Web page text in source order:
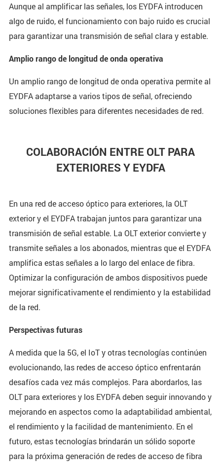
Aunque al amplificar las señales, los EYDFA introducen
algo de ruido, el funcionamiento con bajo ruido es crucial
para garantizar una transmisión de señal clara y estable.
Amplio rango de longitud de onda operativa
Un amplio rango de longitud de onda operativa permite al
EYDFA adaptarse a varios tipos de señal, ofreciendo
soluciones flexibles para diferentes necesidades de red.
COLABORACIÓN ENTRE OLT PARA
EXTERIORES Y EYDFA
En una red de acceso óptico para exteriores, la OLT
exterior y el EYDFA trabajan juntos para garantizar una
transmisión de señal estable. La OLT exterior convierte y
transmite señales a los abonados, mientras que el EYDFA
amplifica estas señales a lo largo del enlace de fibra.
Optimizar la configuración de ambos dispositivos puede
mejorar significativamente el rendimiento y la estabilidad
de la red.
Perspectivas futuras
A medida que la 5G, el IoT y otras tecnologías continúen
evolucionando, las redes de acceso óptico enfrentarán
desafíos cada vez más complejos. Para abordarlos, las
OLT para exteriores y los EYDFA deben seguir innovando y
mejorando en aspectos como la adaptabilidad ambiental,
el rendimiento y la facilidad de mantenimiento. En el
futuro, estas tecnologías brindarán un sólido soporte
para la próxima generación de redes de acceso de fibra